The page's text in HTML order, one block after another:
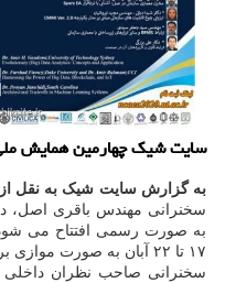
سایت شیك چهارمین همایش
به گزارش سایت شیک به نقل از
سخنرانی مهندس باقری اصل،
به صورت رسمی افتتاح می شود
۱۷ تا ۲۲ آبان به صورت موازی برگزار می شود.
سخنرانی صاحب نظران داخلی و